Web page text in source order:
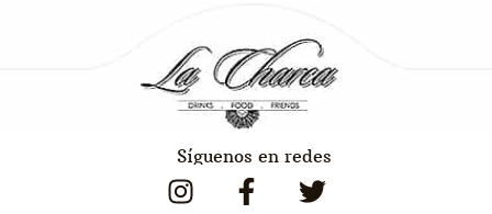
Síguenos en redes